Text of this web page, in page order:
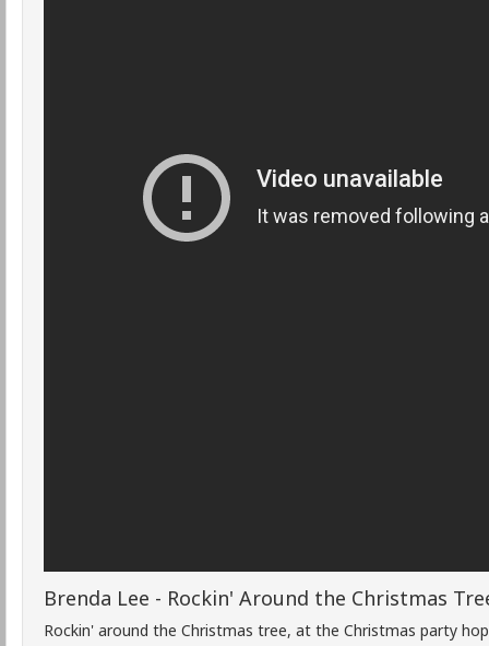
Brenda Lee - Rockin' Around the Christmas
Rockin' around the Christmas tree, аt the Christmas party